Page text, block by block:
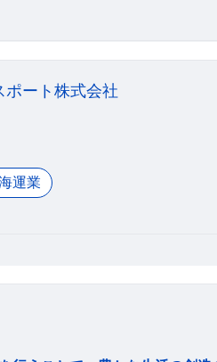
ート株式会社
運業